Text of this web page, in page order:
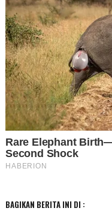
BAGIKAN BERITA INI DI :